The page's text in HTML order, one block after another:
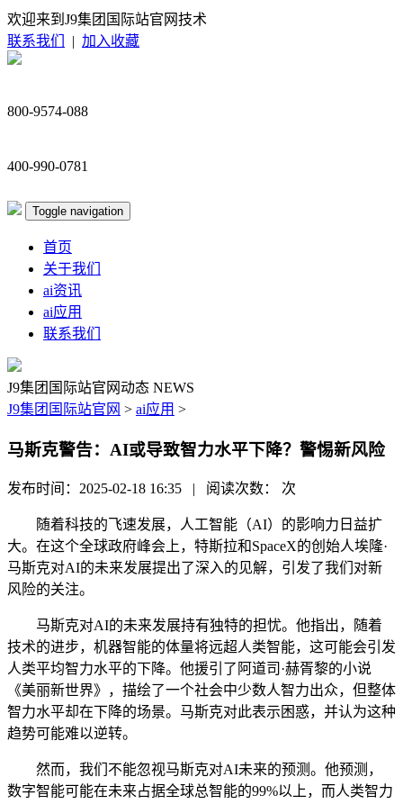
欢迎来到J9集团国际站官网技术
联系我们
| 加入收藏
800-9574-088
400-990-0781
Toggle navigation
首页
关于我们
ai资讯
ai应用
联系我们
J9集团国际站官网动态 NEWS
J9集团国际站官网 > ai应用 >
马斯克警告：AI或导致智力水平下降？警惕新风险
发布时间：2025-02-18 16:35 | 阅读次数： 次
随着科技的飞速发展，人工智能（AI）的影响力日益扩
大。在这个全球政府峰会上，特斯拉和SpaceX的创始人埃隆·
马斯克对AI的未来发展提出了深入的见解，引发了我们对新
风险的关注。
马斯克对AI的未来发展持有独特的担忧。他指出，随着
技术的进步，机器智能的体量将远超人类智能，这可能会引发
人类平均智力水平的下降。他援引了阿道司·赫胥黎的小说
《美丽新世界》，描绘了一个社会中少数人智力出众，但整体
智力水平却在下降的场景。马斯克对此表示困惑，并认为这种
趋势可能难以逆转。
然而，我们不能忽视马斯克对AI未来的预测。他预测，
数字智能可能在未来占据全球总智能的99%以上，而人类智力